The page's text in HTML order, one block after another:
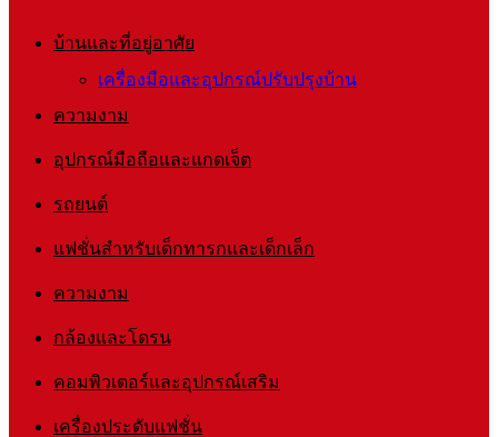
บ้านและที่อยู่อาศัย
เครื่องมือและอุปกรณ์ปรับปรุงบ้าน
ความงาม
อุปกรณ์มือถือและแกดเจ็ต
รถยนต์
แฟชั่นสำหรับเด็กทารกและเด็กเล็ก
ความงาม
กล้องและโดรน
คอมพิวเตอร์และอุปกรณ์เสริม
เครื่องประดับแฟชั่น